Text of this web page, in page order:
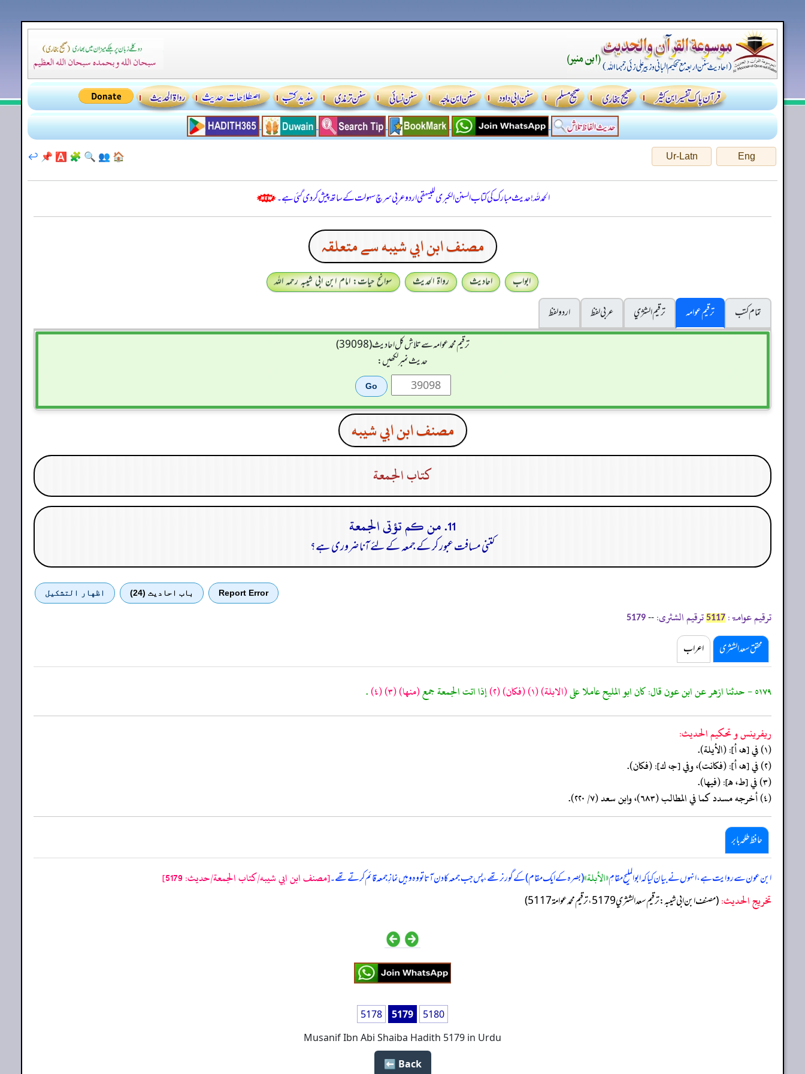
Eng
Ur-Latn
🏠
👥
🔍
🧩
🅰️
📌
↩️
الحمدللہ! حدیث مبارک کی کتاب السنن الكبرى للبيهقي اردو عربی سرچ سہولت کے ساتھ پیش کر دی گئی ہے۔
مصنف ابن ابي شيبه سے متعلقہ
ابواب احادیث رواۃ الحدیث
سوانح حیات: امام ابن ابی شیبہ رحمہ اللہ
تمام کتب
ترقیم عوامہ ترقيم الشژي عربی لفظ
اردو لفظ
ترقیم محمدعوامہ سے تلاش کل احادیث (39098)
حدیث نمبر لکھیں:
مصنف ابن ابي شيبه
كتاب الجمعة
11. من كم تؤتى الجمعة
کتنی مسافت عبور کر کے جمعہ کے لئے آنا ضروری ہے؟
Report Error باب احادیث (24) اظهار التشكيل
ترقیم عوامۃ: 5117 ترقیم الشثری: --
5179
محقق سعد الشثری اعراب
٥١٧٩ - حدثنا ازهر عن ابن عون قال: كان ابو المليح عاملا على (الابلة)(١) (فكان)(٢) إذا اتت الجمعة جمع(منها)(٣) (٤) .
ريفرينس و تحكيم الحدیث:
(١) في [هـ، أ]: (الأيلة).
(٢) في [هـ، أ]: (فكانت)، وفي [جـ، ك]: (فكان).
(٣) في [ط، هـ]: (فيها).
(٤) أخرجه مسدد كما في المطالب (٦٨٣)، وابن سعد (٧/ ٢٢٠).
حافظ طلحہ بابر
ابن عون سے روایت ہے، انہوں نے بیان کیا کہ ابو الملیح مقامِ«الأبلة»(بصرہ کے ایک مقام) کے گورنر تھے، پس جب جمعہ کا دن آتا تو وہ وہیں نمازِ جمعہ قائم کرتے تھے۔[مصنف ابن ابي شيبه/كتاب الجمعة/حدیث: 5179]
تخریج الحدیث:(مصنف ابن ابي شيبه: ترقيم سعد الشثري 5179، ترقيم محمد عوامة 5117)
5178 5179
5180
Musanif Ibn Abi Shaiba Hadith 5179 in Urdu
Back ⬅️